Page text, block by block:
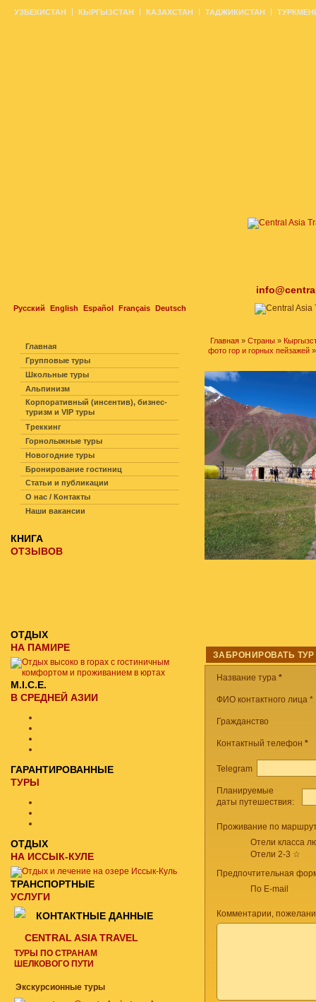
Русский English Español Français Deutsch
УЗБЕКИСТАН КЫРГЫЗСТАН КАЗАХСТАН ТАДЖИКИСТАН
Главная » Страны »
фото гор и горных пейзажей »
ЗАБРОНИРОВАТЬ ТУР
Название тура *
ФИО контактного лица *
Гражданство
Контактный телефон *
Telegram
Планируемые
даты путешествия:
Проживание по
Отели класса
Отели 2-3 ☆
Предпочтительная
По E-mail
Комментарии,
Главная
Групповые туры
Школьные туры
Альпинизм
Корпоративный (инсентив), бизнес-
туризм и VIP туры
Треккинг
Горнолыжные туры
Новогодние туры
Бронирование гостиниц
Статьи и публикации
О нас / Контакты
Наши вакансии
КНИГА
ОТЗЫВОВ
ОТДЫХ
НА ПАМИРЕ
M.I.C.E.
В СРЕДНЕЙ АЗИИ
ГАРАНТИРОВАННЫЕ
ТУРЫ
ОТДЫХ
НА ИССЫК-КУЛЕ
ТРАНСПОРТНЫЕ
УСЛУГИ
КОНТАКТНЫЕ ДАННЫЕ
CENTRAL ASIA TRAVEL
ТУРЫ ПО СТРАНАМ
ШЕЛКОВОГО ПУТИ
Экскурсионные туры